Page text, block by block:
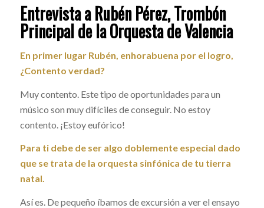
Entrevista a Rubén Pérez, Trombón
Principal de la Orquesta de Valencia
En primer lugar Rubén, enhorabuena por el logro,
¿Contento verdad?
Muy contento. Este tipo de oportunidades para un
músico son muy difíciles de conseguir. No estoy
contento. ¡Estoy eufórico!
Para ti debe de ser algo doblemente especial dado
que se trata de la orquesta sinfónica de tu tierra
natal.
Así es. De pequeño íbamos de excursión a ver el ensayo